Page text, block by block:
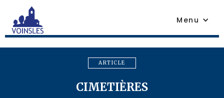
Menu
ARTICLE
CIMETIÈRES